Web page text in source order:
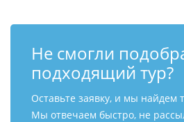
Не смогли
подходящий тур?
Оставьте заявку, и мы найдем
Мы отвечаем быстро, не